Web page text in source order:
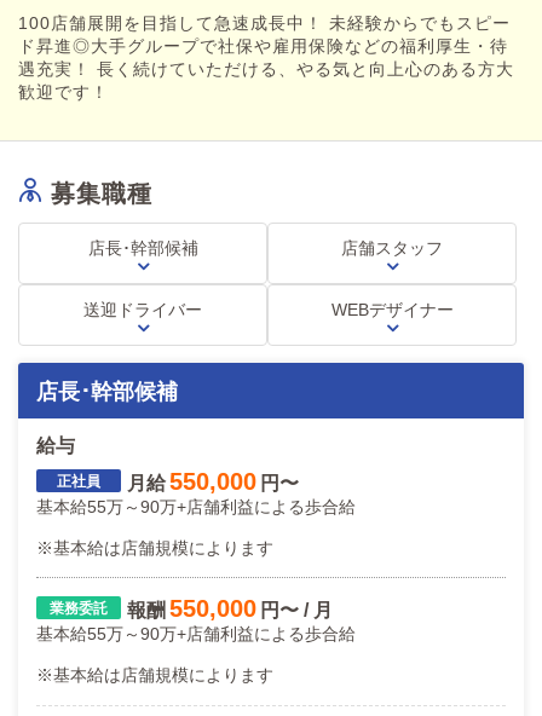
【スタッフ】
月給:基本給34万+歩合給+交通費
スタートから歩合で40万円以上可能
9時間勤務(内1時間休憩)
・待遇
社会保険完備
交通費支給
寮完備(単身用で家電 家具付き)
・業務内容
お客様の電話応対
ホームページの更新作業
ドライバーさんへの業務連絡
スタッフ教育
面接対応
https://star-group.co.jp/company/recruit
まずは話を聞いてみたい、という方も大歓迎です！
ご応募・お問い合わせお待ちしております！
100店舗展開を目指して急速成長中！ 未経験からでもスピー
ド昇進◎大手グループで社保や雇用保険などの福利厚生・待
遇充実！ 長く続けていただける、やる気と向上心のある方大
歓迎です！
募集職種
店長･幹部候補 店舗スタッフ
送迎ドライバー WEBデザイナー
店長･幹部候補
給与
月給550,000 円〜
基本給55万～90万+店舗利益による歩合給
※基本給は店舗規模によります
報酬 550,000 円〜 / 月
基本給55万～90万+店舗利益による歩合給
※基本給は店舗規模によります